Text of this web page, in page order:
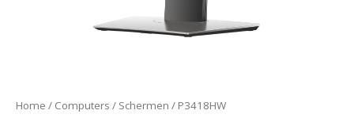
Home / Computers / Schermen / P3418HW